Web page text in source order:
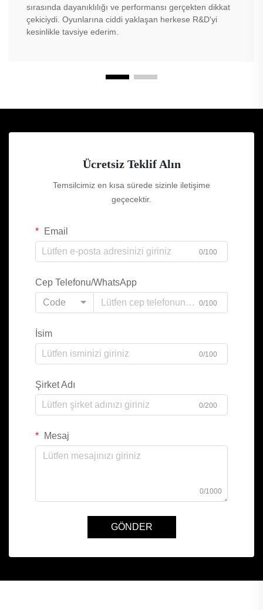
sırasında dayanıklılığı ve performansı gerçekten dikkat
çekiciydi. Oyunlarına ciddi yaklaşan herkese R&D'yi
kesinlikle tavsiye ederim.
Ücretsiz Teklif Alın
Temsilcimiz en kısa sürede sizinle iletişime
geçecektir.
Email
0/100
Cep Telefonu/WhatsApp
Code
0/100
İsim
0/100
Şirket Adı
0/200
Mesaj
0/1000
GÖNDER